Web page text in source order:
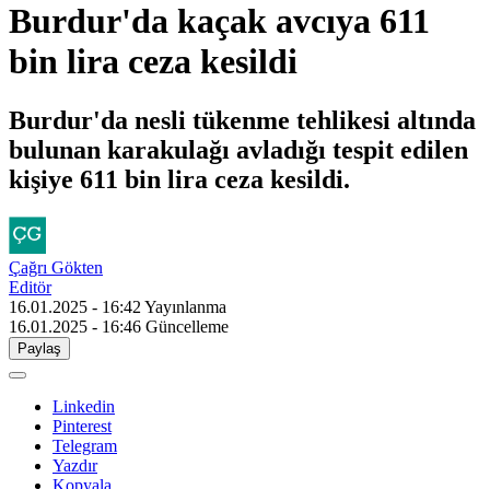
Burdur'da kaçak avcıya 611
bin lira ceza kesildi
Burdur'da nesli tükenme tehlikesi altında
bulunan karakulağı avladığı tespit edilen
kişiye 611 bin lira ceza kesildi.
Çağrı Gökten
Editör
16.01.2025 - 16:42 Yayınlanma
16.01.2025 - 16:46 Güncelleme
Paylaş
Linkedin
Pinterest
Telegram
Yazdır
Kopyala